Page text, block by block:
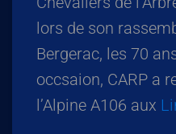
lors de son
Bergerac, les 70
occsaion, CARP a
l’Alpine A106 aux